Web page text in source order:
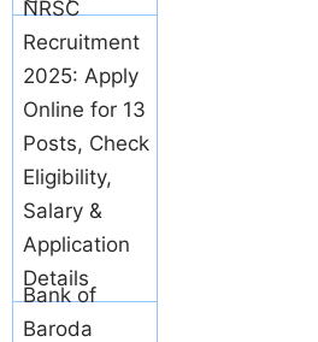
NRSC
Recruitment
2025: Apply
Online for 13
Posts, Check
Eligibility,
Salary &
Application
Details
Bank of
Baroda